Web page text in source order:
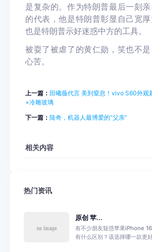
是复杂的。作为特朗普最后一刻
的代表，他是特朗普彰显自己宽厚
也是特朗普示好迷惑中方的工具。
被耍了被虐了的黄仁勋，笑也不是
心苦。
上一篇： 田曦薇代言 美到窒息！vivo S60外观
+冷雕玻璃
下一篇： 陆奇，机器人最博爱的“父亲”
相关内容
热门资讯
原创 苹...
有不少朋友疑惑苹果iPhone
有什么区别？该选择哪一款更